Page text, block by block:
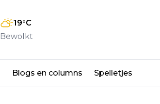
19°C
Bewolkt
Blogs en columns Spelletjes